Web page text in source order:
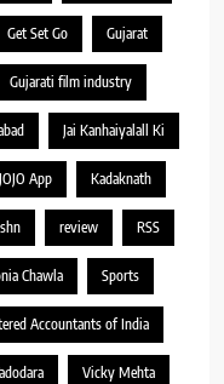
Get Set Go Gujarat
Gujarati film industry
Jai Kanhaiyalall Ki
JOJO App Kadaknath
review RSS
Chawla Sports
Accountants of India
Vicky Mehta